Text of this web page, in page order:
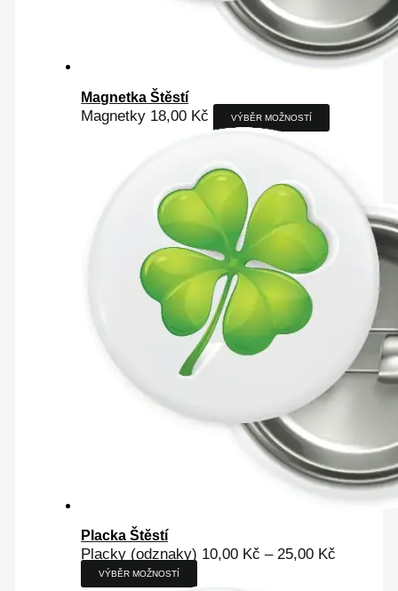
Magnetka Štěstí
Magnetky 18,00 Kč VÝBĚR MOŽNOSTÍ
Placka Štěstí
Placky (odznaky) 10,00 Kč – 25,00 Kč
VÝBĚR MOŽNOSTÍ